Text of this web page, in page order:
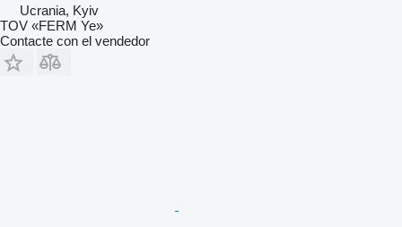
Ucrania, Kyiv
TOV «FERM Ye»
Contacte con el vendedor